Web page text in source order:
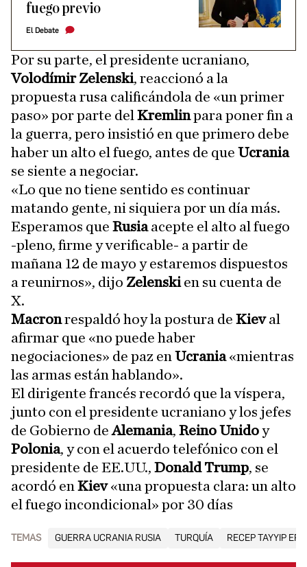
fuego previo
El Debate
Por su parte, el presidente ucraniano,
Volodímir Zelenski, reaccionó a la
propuesta rusa calificándola de «un primer
paso» por parte del Kremlinpara poner fin a
la guerra, pero insistió en que primero debe
haber un alto el fuego, antes de que Ucrania
se siente a negociar.
«Lo que no tiene sentido es continuar
matando gente, ni siquiera por un día más.
Esperamos que Rusiaacepte el alto al fuego
-pleno, firme y verificable- a partir de
mañana 12 de mayo y estaremos dispuestos
a reunirnos», dijo Zelenskien su cuenta de
X.
Macronrespaldó hoy la postura de Kieval
afirmar que «no puede haber
negociaciones» de paz en Ucrania«mientras
las armas están hablando».
El dirigente francés recordó que la víspera,
junto con el presidente ucraniano y los jefes
de Gobierno deAlemania, Reino Unidoy
Polonia, y con el acuerdo telefónico con el
presidente de EE.UU., Donald Trump, se
acordó en Kiev«una propuesta clara: un alto
el fuego incondicional» por 30 días
TEMAS GUERRA UCRANIA RUSIA TURQUÍA RECEP TAYYIP